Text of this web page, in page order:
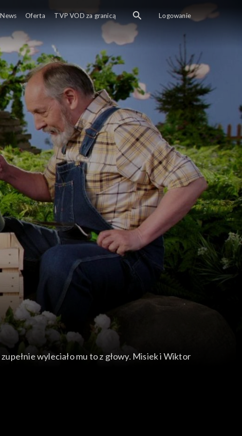
wyleciało mu to z głowy. Misiek i Wiktor
News Oferta TVP VOD za granicą Logowanie